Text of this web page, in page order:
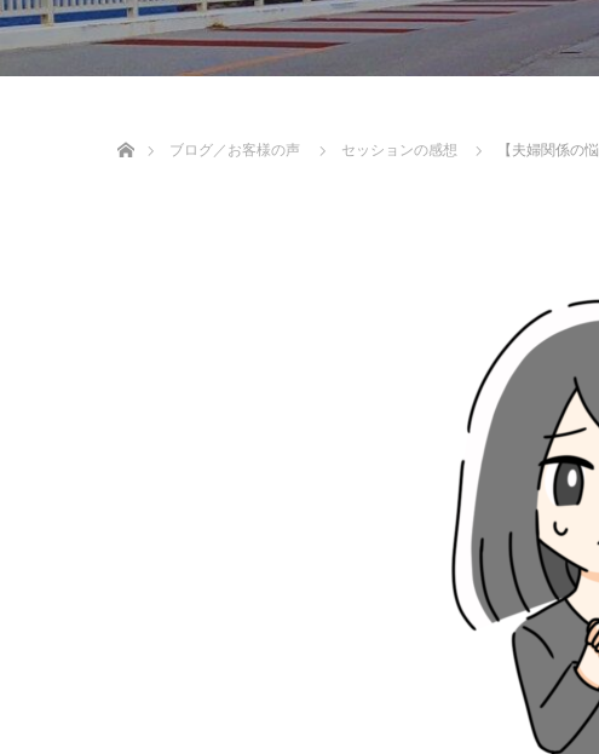
ブログ／お客様の声
セッションの感想 【夫婦関係の